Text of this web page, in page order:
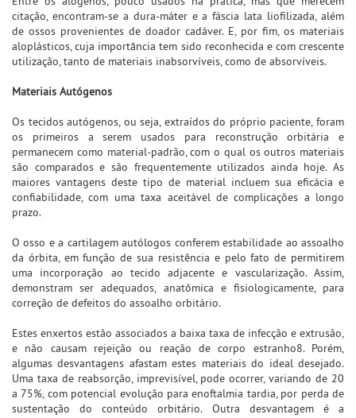
citação, encontram-se a dura-máter e a fáscia lata liofilizada, além
de ossos provenientes de doador cadáver. E, por fim, os materiais
aloplásticos, cuja importância tem sido reconhecida e com crescente
utilização, tanto de materiais inabsorvíveis, como de absorvíveis.
Materiais Autógenos
Os tecidos autógenos, ou seja, extraídos do próprio paciente, foram
os primeiros a serem usados para reconstrução orbitária e
permanecem como material-padrão, com o qual os outros materiais
são comparados e são frequentemente utilizados ainda hoje. As
maiores vantagens deste tipo de material incluem sua eficácia e
confiabilidade, com uma taxa aceitável de complicações a longo
prazo.
O osso e a cartilagem autólogos conferem estabilidade ao assoalho
da órbita, em função de sua resistência e pelo fato de permitirem
uma incorporação ao tecido adjacente e vascularização. Assim,
demonstram ser adequados, anatômica e fisiologicamente, para
correção de defeitos do assoalho orbitário.
Estes enxertos estão associados a baixa taxa de infecção e extrusão,
e não causam rejeição ou reação de corpo estranho8. Porém,
algumas desvantagens afastam estes materiais do ideal desejado.
Uma taxa de reabsorção, imprevisível, pode ocorrer, variando de 20
a 75%, com potencial evolução para enoftalmia tardia, por perda de
sustentação do conteúdo orbitário. Outra desvantagem é a